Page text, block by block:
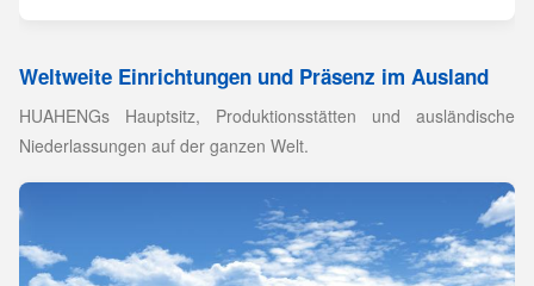
Weltweite Einrichtungen und Präsenz im Ausland
HUAHENGs Hauptsitz, Produktionsstätten und ausländische
Niederlassungen auf der ganzen Welt.